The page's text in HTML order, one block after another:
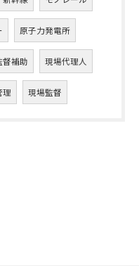
原子力発電所
督補助 現場代理人
理 現場監督